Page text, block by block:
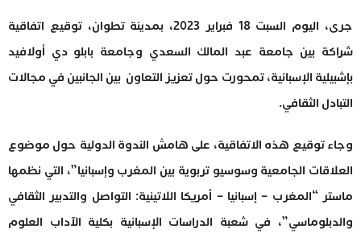
جرى، اليوم السبت 18 فبراير 2023، بمدينة تطوان، توقيع اتفاقية
شراكة بين جامعة عبد المالك السعدي وجامعة بابلو دي أولافيد
بإشبيلية الإسبانية، تمحورت حول تعزيز التعاون بين الجانبين في مجالات
التبادل الثقافي.
وجاء توقيع هذه الاتفاقية، على هامش الندوة الدولية حول موضوع
العلاقات الجامعية وسوسيو تربوية بين المغرب وإسبانيا”، التي نظمها
ماستر “المغرب – إسبانيا – أمريكا اللاتينية: التواصل والتدبير الثقافي
والدبلوماسي”، في شعبة الدراسات الإسبانية بكلية الآداب العلوم